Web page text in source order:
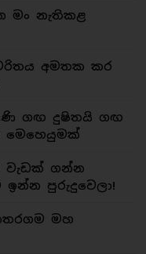
මං නැතිකළ
අමතක කර
ගඟ දුෂිතයි ගඟ
වැඩක් ගන්න
පුරුදුවෙලා!
මහ